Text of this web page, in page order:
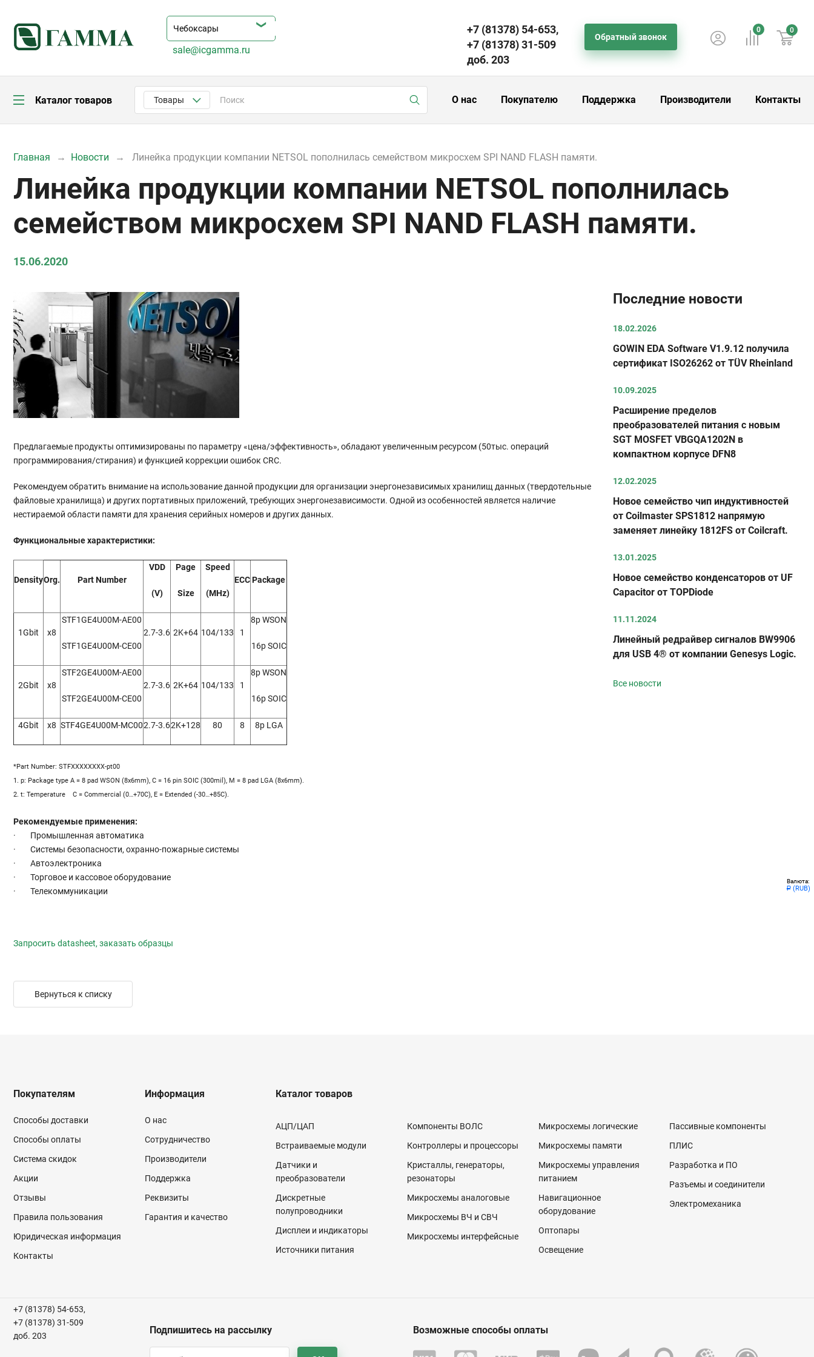
Валюта:
Р (RUB)
+7 (81378) 54-653,
+7 (81378) 31-509
доб. 203
Обратный звонок
sale@icgamma.ru
0 0
Каталог товаров Товары О нас Покупателю Поддержка Производители Контакты
Главная Новости Линейка продукции компании NETSOL пополнилась семейством микросхем SPI NAND FLASH памяти.
Линейка продукции компании NETSOL пополнилась
семейством микросхем SPI NAND FLASH памяти.
15.06.2020
Предлагаемые продукты оптимизированы по параметру «цена/эффективность», обладают увеличенным ресурсом (50тыс. операций
программирования/стирания) и функцией коррекции ошибок CRC.
Рекомендуем обратить внимание на использование данной продукции для организации энергонезависимых хранилищ данных (твердотельные
файловые хранилища) и других портативных приложений, требующих энергонезависимости. Одной из особенностей является наличие
нестираемой области памяти для хранения серийных номеров и других данных.
Функциональные характеристики:
DensityOrg. Part Number
VDD
(V)
Page
Size
Speed
(MHz)
ECCPackage
1Gbit x8
STF1GE4U00M-AE00
STF1GE4U00M-CE00
2.7-3.6 2K+64 104/133 1
8p WSON
16p SOIC
2Gbit x8
STF2GE4U00M-AE00
STF2GE4U00M-CE00
2.7-3.6 2K+64 104/133 1
8p WSON
16p SOIC
4Gbit x8 STF4GE4U00M-MC002.7-3.62K+128 80 8 8p LGA
*Part Number: STFXXXXXXXX-pt00
1. p: Package type A = 8 pad WSON (8x6mm), C = 16 pin SOIC (300mil), M = 8 pad LGA (8x6mm).
2. t: Temperature
C = Commercial (0…+70C), E = Extended (-30…+85C).
Рекомендуемые применения:
· Промышленная автоматика
· Системы безопасности, охранно-пожарные системы
· Автоэлектроника
· Торговое и кассовое оборудование
· Телекоммуникации
Запросить datasheet, заказать образцы
Последние новости
18.02.2026
GOWIN EDA Software V1.9.12 получила
сертификат ISO26262 от TÜV Rheinland
10.09.2025
Расширение пределов
преобразователей питания с новым
SGT MOSFET VBGQA1202N в
компактном корпусе DFN8
12.02.2025
Новое семейство чип индуктивностей
от Coilmaster SPS1812 напрямую
заменяет линейку 1812FS от Coilcraft.
13.01.2025
Новое семейство конденсаторов от UF
Capacitor от TOPDiode
11.11.2024
Линейный редрайвер сигналов BW9906
для USB 4® от компании Genesys Logic.
Все новости
Вернуться к списку
Покупателям
Способы доставки
Способы оплаты
Система скидок
Акции
Отзывы
Правила пользования
Юридическая информация
Контакты
Информация
О нас
Сотрудничество
Производители
Поддержка
Реквизиты
Гарантия и качество
Каталог товаров
АЦП/ЦАП
Встраиваемые модули
Датчики и
преобразователи
Дискретные
полупроводники
Дисплеи и индикаторы
Источники питания
Компоненты ВОЛС
Контроллеры и процессоры
Кристаллы, генераторы,
резонаторы
Микросхемы аналоговые
Микросхемы ВЧ и СВЧ
Микросхемы интерфейсные
Микросхемы логические
Микросхемы памяти
Микросхемы управления
питанием
Навигационное
оборудование
Оптопары
Освещение
Пассивные компоненты
ПЛИС
Разработка и ПО
Разъемы и соединители
Электромеханика
Подпишитесь на рассылку
+7 (81378) 54-653,
+7 (81378) 31-509
доб. 203
Возможные способы оплаты